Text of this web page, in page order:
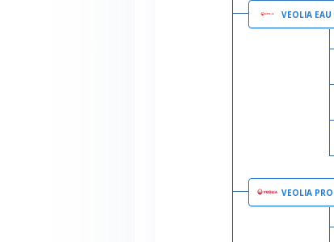
VEOLIA EAU
VEOLIA